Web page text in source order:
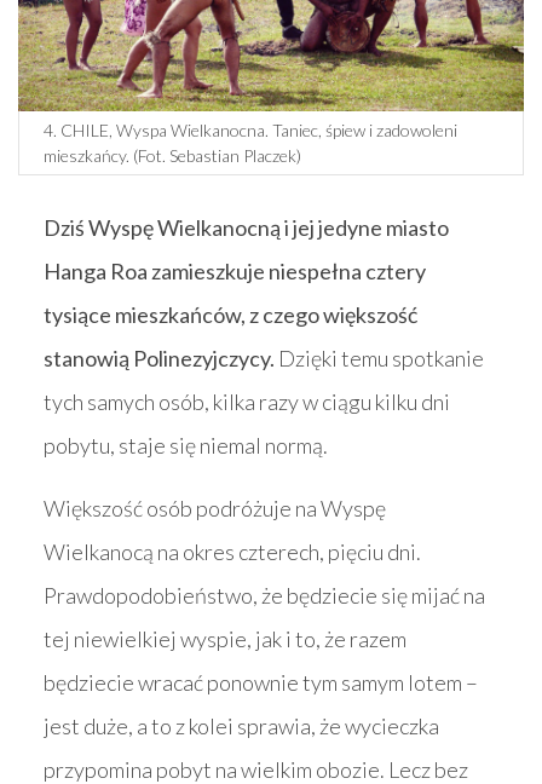
4. CHILE, Wyspa Wielkanocna. Taniec, śpiew i zadowoleni
mieszkańcy. (Fot. Sebastian Placzek)
Dziś Wyspę Wielkanocną i jej jedyne miasto
Hanga Roa zamieszkuje niespełna cztery
tysiące mieszkańców, z czego większość
stanowią Polinezyjczycy. Dzięki temu spotkanie
tych samych osób, kilka razy w ciągu kilku dni
pobytu, staje się niemal normą.
Większość osób podróżuje na Wyspę
Wielkanocą na okres czterech, pięciu dni.
Prawdopodobieństwo, że będziecie się mijać na
tej niewielkiej wyspie, jak i to, że razem
będziecie wracać ponownie tym samym lotem –
jest duże, a to z kolei sprawia, że wycieczka
przypomina pobyt na wielkim obozie. Lecz bez